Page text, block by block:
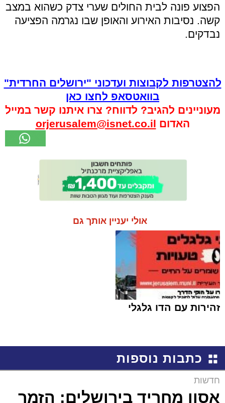
הפצוע פונה לבית החולים שערי צדק כשהוא במצב
קשה. נסיבות האירוע והאופן שבו נגרמה הפציעה
נבדקים.
להצטרפות לקבוצות ועדכוני "ירושלים החרדית"
בוואטסאפ לחצו כאן
מעוניינים להגיב? לדווח? צרו איתנו קשר במייל
האדום orjerusalem@isnet.co.il
אולי יעניין אותך גם
זהירות עם הדו גלגלי
כתבות נוספות
חדשות
אסון מחריד בירושלים: הזמר